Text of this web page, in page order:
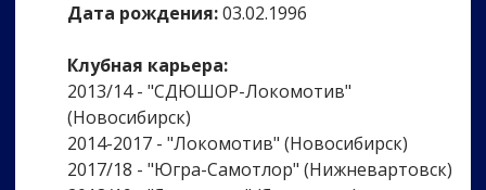
Дата рождения:03.02.1996
Клубная карьера:
2013/14 - "СДЮШОР-Локомотив"
(Новосибирск)
2014-2017 - "Локомотив" (Новосибирск)
2017/18 - "Югра-Самотлор" (Нижневартовск)